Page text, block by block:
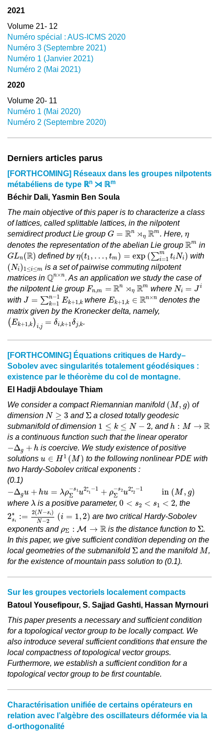
2021
Volume 21- 12
Numéro spécial : AUS-ICMS 2020
Numéro 3 (Septembre 2021)
Numéro 1 (Janvier 2021)
Numéro 2 (Mai 2021)
2020
Volume 20- 11
Numéro 1 (Mai 2020)
Numéro 2 (Septembre 2020)
Derniers articles parus
[FORTHCOMING] Réseaux dans les groupes nilpotents
métabéliens de type ℝn ⋊ ℝm
Béchir Dali, Yasmin Ben Soula
The main objective of this paper is to characterize a class
of lattices, called splittable lattices, in the nilpotent
semidirect product Lie group G = Rn ⋊η Rm
G n⋊ η m . Here, η
η
denotes the representation of the abelian Lie group Rm
Rm in
GLn(R)
GL (R) defined byη(t1 , … , tm) = exp (∑m
i=1 tiNi)
(t1 m = =1mtiN i with
(Ni) 1≤i≤m
( Ni )1≤ ≤
is a set of pairwise commuting nilpotent
matrices in Qn×n
Qn×n. As an application we study the case of
the nilpotent Lie group Fn,m = Rn ⋊η Rm
Fn m Rn⋊ Rm where Ni = J i
Ni
with J = ∑n−1
k=1 Ek+1,k
J=∑k=1n−1E k+1 ,k
whereEk+1,k ∈ Rn×n
Ek k∈Rn×ndenotes the
matrix given by the Kronecker delta, namely,
(Ek+1,k )i,j = δi,k+1δj,k
(Ek ,k i, δ
.
[FORTHCOMING] Équations critiques de Hardy–
Sobolev avec singularités totalement géodésiques :
existence par le théorème du col de montagne.
El Hadji Abdoulaye Thiam
We consider a compact Riemannian manifold (M, g)
( M,
of
dimension N ≥ 3
N≥ 3 and Σ
Σa closed totally geodesic
submanifold of dimension 1 ≤ k ≤ N − 2
1 ≤k ≤N − 2 , andh : M → R
h M→
is a continuous function such that the linear operator
−Δg + h
Δg h
is coercive. We study existence of positive
solutions u ∈ H 1 (M )
H1( M )
to the following nonlinear PDE with
two Hardy-Sobolev critical exponents :
(0.1)
−Δgu + hu = λρ
−s1
Σ u2∗
s1 −1 + ρ
−s2
Σ u2∗
s2 −1 in (M , g)
− g u s1 ∗ Σ s2 2 in ,
where λ
λ is a positive parameter, 0 < s2 < s1 < 2
0 s 2< 1 <2 , the
2∗
si := 2(N−si)
N−2
:=2(N − s
(i = 1,2)
( i= 2
are two critical Hardy-Sobolev
exponents and ρΣ : M → R
M→ is the distance function to Σ
Σ.
In this paper, we give sufficient condition depending on the
local geometries of the submanifold Σ
Σ and the manifoldM
M ,
for the existence of mountain pass solution to (0.1).
Sur les groupes vectoriels localement compacts
Batoul Yousefipour, S. Sajjad Gashti, Hassan Myrnouri
This paper presents a necessary and sufficient condition
for a topological vector group to be locally compact. We
also introduce several sufficient conditions that ensure the
local compactness of topological vector groups.
Furthermore, we establish a sufficient condition for a
topological vector group to be first countable.
Charactérisation unifiée de certains opérateurs en
relation avec l’algèbre des oscillateurs déformée via la
d-orthogonalité